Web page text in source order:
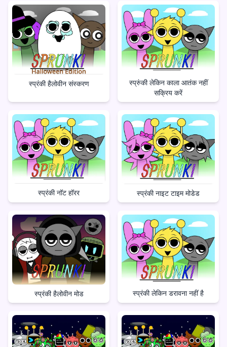
स्प्रंकी हैलोवीन संस्करण
स्प्रुंकी लेकिन काला आतंक नहीं
सक्रिय करें
स्प्रंकी नॉट हॉरर स्प्रंकी नाइट टाइम मोडेड
स्प्रंकी हैलोवीन मोड स्प्रंकी लेकिन डरावना नहीं है